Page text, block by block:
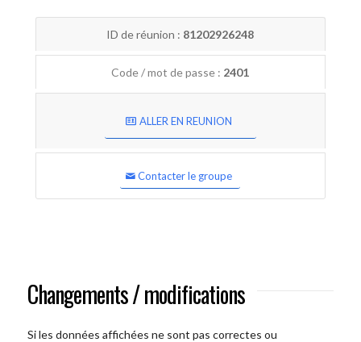
ID de réunion : 81202926248
Code / mot de passe : 2401
ALLER EN REUNION
Contacter le groupe
Changements / modifications
Si les données affichées ne sont pas correctes ou